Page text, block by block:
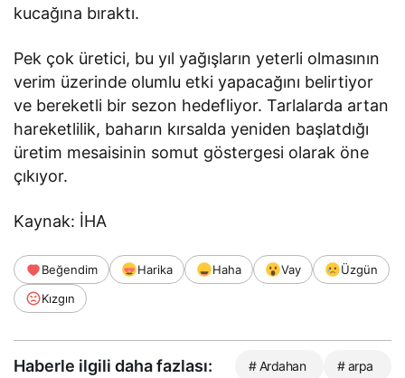
kucağına bıraktı.
Pek çok üretici, bu yıl yağışların yeterli olmasının
verim üzerinde olumlu etki yapacağını belirtiyor
ve bereketli bir sezon hedefliyor. Tarlalarda artan
hareketlilik, baharın kırsalda yeniden başlatdığı
üretim mesaisinin somut göstergesi olarak öne
çıkıyor.
Kaynak: İHA
Beğendim Harika Haha Vay
Üzgün
Kızgın
Haberle ilgili daha fazlası: # Ardahan # arpa